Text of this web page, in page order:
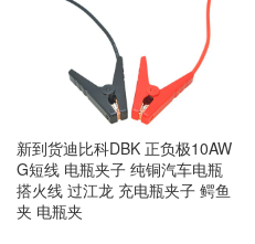
新到货迪比科DBK 正负极10AW
G短线 电瓶夹子 纯铜汽车电瓶
搭火线 过江龙 充电瓶夹子 鳄鱼
夹 电瓶夹